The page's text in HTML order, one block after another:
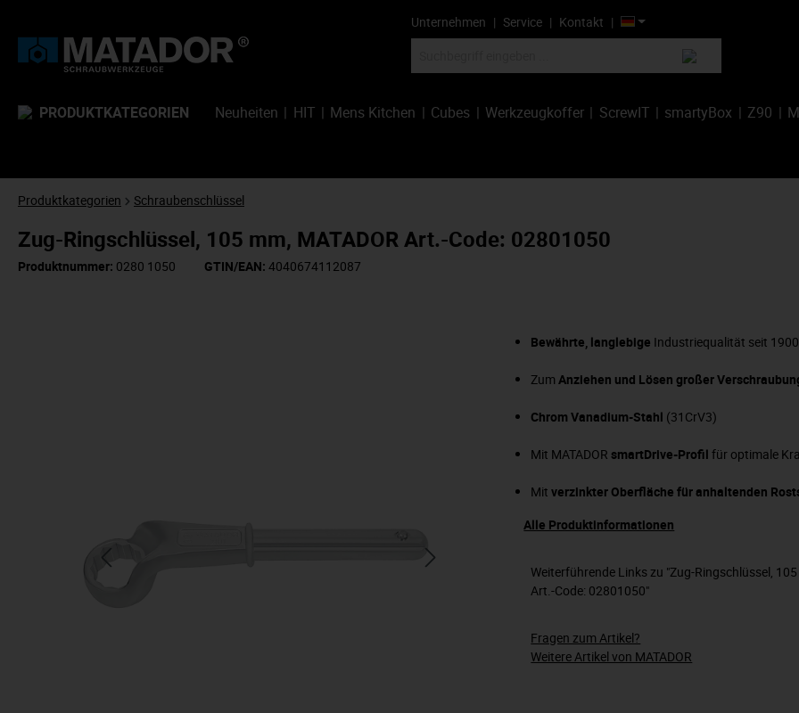
Unternehmen Service Kontakt
PRODUKTKATEGORIEN Neuheiten HIT Mens Kitchen Cubes Werkzeugkoffer ScrewIT smartyBox Z90
Produktkategorien Schraubenschlüssel
Zug-Ringschlüssel, 105 mm, MATADOR Art.-Code: 02801050
Produktnummer: 0280 1050 GTIN/EAN: 4040674112087
Bewährte, langlebige Industriequalität seit 1900
ZumAnziehen und Lösen großer
Chrom Vanadium-Stahl (31CrV3)
Mit MATADORsmartDrive-Profil für optimale
Mitverzinkter Oberfläche für anhaltenden
Alle Produktinformationen
Weiterführende Links zu "Zug-Ringschlüssel, 105
Art.-Code: 02801050"
Fragen zum Artikel?
Weitere Artikel von MATADOR